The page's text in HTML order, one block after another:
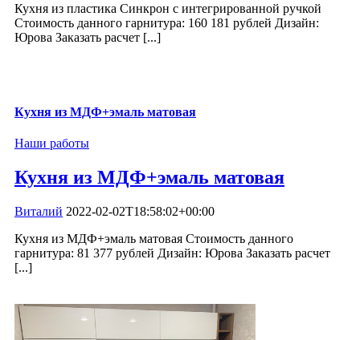
Кухня из пластика Синкрон с интегрированной ручкой
Стоимость данного гарнитура: 160 181 рублей Дизайн:
Юрова Заказать расчет [...]
Кухня из МДФ+эмаль матовая
Наши работы
Кухня из МДФ+эмаль матовая
Виталий 2022-02-02T18:58:02+00:00
Кухня из МДФ+эмаль матовая Стоимость данного
гарнитура: 81 377 рублей Дизайн: Юрова Заказать расчет
[...]